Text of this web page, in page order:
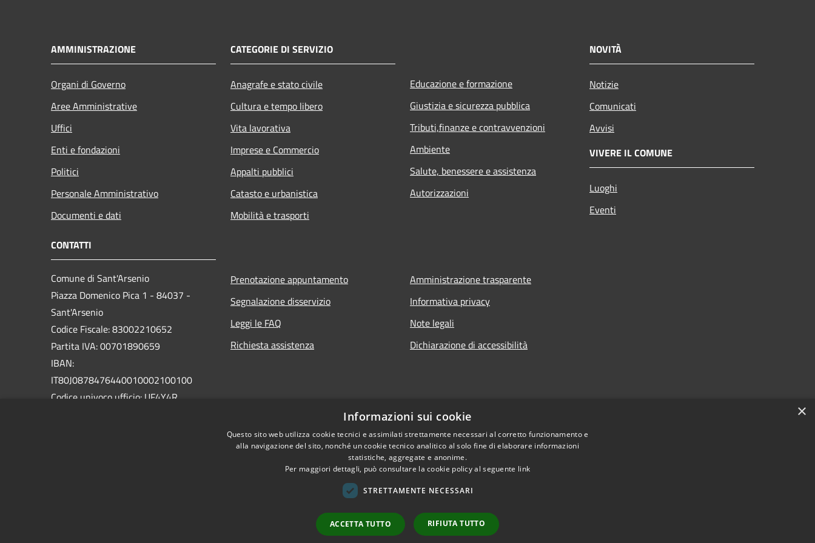
AMMINISTRAZIONE
Organi di Governo
Aree Amministrative
Uffici
Enti e fondazioni
Politici
Personale Amministrativo
Documenti e dati
CATEGORIE DI SERVIZIO
Anagrafe e stato civile
Cultura e tempo libero
Vita lavorativa
Imprese e Commercio
Appalti pubblici
Catasto e urbanistica
Mobilità e trasporti
Educazione e formazione
Giustizia e sicurezza pubblica
Tributi,finanze e contravvenzioni
Ambiente
Salute, benessere e assistenza
Autorizzazioni
NOVITÀ
Notizie
Comunicati
Avvisi
VIVERE IL COMUNE
Luoghi
Eventi
CONTATTI
Comune di Sant'Arsenio
Piazza Domenico Pica 1 - 84037 -
Sant'Arsenio
Codice Fiscale: 83002210652
Partita IVA: 00701890659
IBAN:
IT80J0878476440010002100100
Codice univoco ufficio: UF4Y4R
protocollo@pec.comune.santarsenio.sa.it
Prenotazione appuntamento
Segnalazione disservizio
Leggi le FAQ
Richiesta assistenza
Amministrazione trasparente
Informativa privacy
Note legali
Dichiarazione di accessibilità
Sito Precedente Copyright © 2026 • Comune di Sant'Arsenio • Powered by
×
Informazioni sui cookie
Questo sito web utilizza cookie tecnici e assimilati strettamente necessari al corretto funzionamento e
alla navigazione del sito, nonché un cookie tecnico analitico al solo fine di elaborare informazioni
statistiche, aggregate e anonime.
Per maggiori dettagli, può consultare la cookie policy al seguente link
STRETTAMENTE NECESSARI
ACCETTA TUTTO RIFIUTA TUTTO